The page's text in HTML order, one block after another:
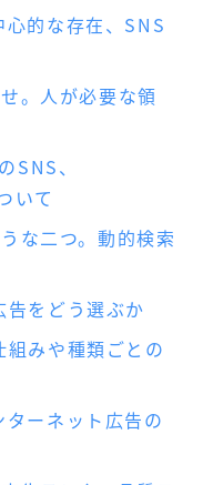
的な存在、SNS
。人が必要な領
SNS、
いて
な二つ。動的検索
をどう選ぶか
みや種類ごとの
ーネット広告の